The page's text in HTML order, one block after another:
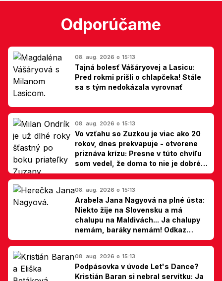
Odporúčame
08. aug. 2026 o 15:13
Tajná bolesť Vášáryovej a Lasicu:
Pred rokmi prišli o chlapčeka! Stále
sa s tým nedokázala vyrovnať
08. aug. 2026 o 15:13
Vo vzťahu so Zuzkou je viac ako 20
rokov, dnes prekvapuje - otvorene
priznáva krízu: Presne v túto chvíľu
som vedel, že doma to nie je dobré,
hovorí Milan Ondrík
08. aug. 2026 o 15:13
Arabela Jana Nagyová na plné ústa:
Niekto žije na Slovensku a má
chalupu na Maldivách... Ja chalupy
nemám, baráky nemám! Odkaz
Slovákom
08. aug. 2026 o 15:13
Podpásovka v úvode Let's Dance?
Kristián Baran si nebral servítku: Ja